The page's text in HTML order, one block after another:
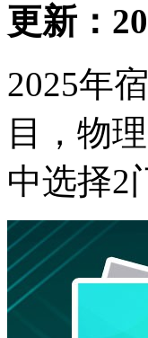
更新：
2025年
目，物
中选择2